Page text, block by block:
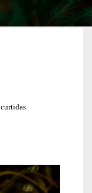
curtidas